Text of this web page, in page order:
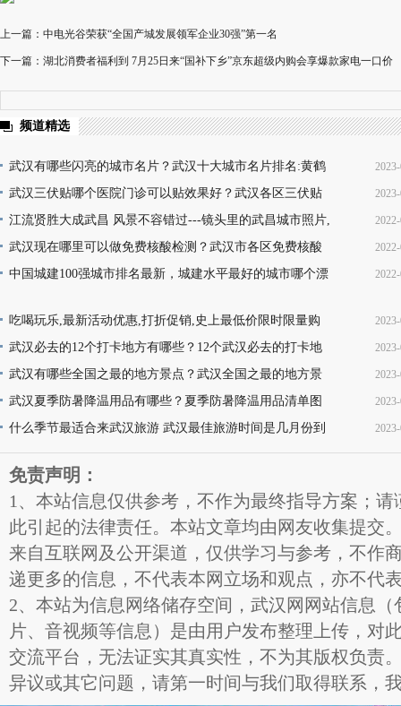
上一篇：中电光谷荣获“全国产城发展领军企业30强”第一名
下一篇：湖北消费者福利到 7月25日来“国补下乡”京东超级内购会享爆款家电一口价
频道精选
武汉有哪些闪亮的城市名片？武汉十大城市名片排名:黄鹤
楼热干面无人不知无人不晓
武汉三伏贴哪个医院门诊可以贴效果好？武汉各区三伏贴
医院门诊名单地址(就诊时间+门诊地点+价格查询+预
江流贤胜大成武昌 风景不容错过---镜头里的武昌城市照片,
韵味十足又充满活力
武汉现在哪里可以做免费核酸检测？武汉市各区免费核酸
检测地点位置咨询电话及时间(部分24小时检测)
中国城建100强城市排名最新，城建水平最好的城市哪个漂
吃喝玩乐,最新活动优惠,打折促销,史上最低价限时限量购
买,天天更新,超省钱,快来抢购!
武汉必去的12个打卡地方有哪些？12个武汉必去的打卡地
地址推荐
武汉有哪些全国之最的地方景点？武汉全国之最的地方景
点名称介绍及图片大全欣赏
武汉夏季防暑降温用品有哪些？夏季防暑降温用品清单图
片
什么季节最适合来武汉旅游 武汉最佳旅游时间是几月份到
几月份
免责声明：
1、本站信息仅供参考，不作为最终指导方案；
此引起的法律责任。本站文章均由网友收集提交
来自互联网及公开渠道，仅供学习与参考，不作
递更多的信息，不代表本网立场和观点，亦不代
2、本站为信息网络储存空间，武汉网网站信息
片、音视频等信息）是由用户发布整理上传，对
交流平台，无法证实其真实性，不为其版权负责
异议或其它问题，请第一时间与我们取得联系，